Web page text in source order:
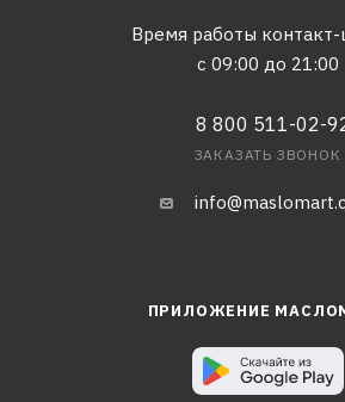
Время работы контакт-
с 09:00 до 21:00
8 800 511-02-
ЗАКАЗАТЬ ЗВОНОК
ПРИЛОЖЕНИЕ